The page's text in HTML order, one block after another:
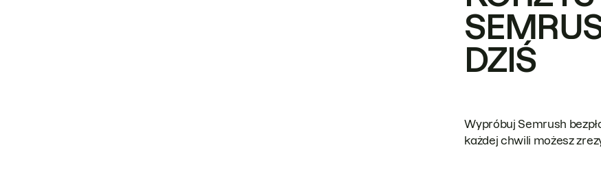
DZIŚ
Wypróbuj Semrush
każdej chwili możesz